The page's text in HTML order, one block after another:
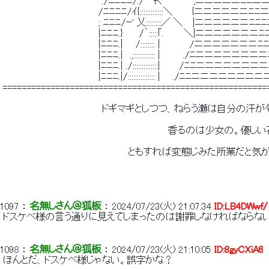
/ﾆﾆﾆﾆ/ｲ{:::::::::::::＼　 　 {ニニニニニニﾆﾆニニ
; ﾆﾆﾆ/ｰ' 乂::::::::／ ＼　 |ニニニニニニﾆﾆﾆニ
|ﾆﾆﾆ.} 　　/｀:::::｢.　　　＼|ニニニニニニニﾆﾆ
|ﾆﾆﾆ.| 　 /:::::::: |　　　 　/ニニニニニニニﾆﾆﾆ
|ﾆﾆﾆ.|　.,:::::::::::: | 　　　./ﾆニニニニニニニニﾆ
|ﾆﾆﾆ.| ./::::::::::::::| 　 　/ﾆﾆニニニニニニニニニ
|ﾆﾆﾆ.|/::::::::::::::: | 　 ./ﾆﾆニニニニニニニニニ
ドギマギとしつつ、ねらう瀬は自分の汗が匂わな
香るのは少女の。優しい花の匂
ともすれば変態じみた所業だと気が付き、
1097 ： 名無しさん＠狐板 ： 2024/07/23(火) 21:07:34 ID:LB4DWwf/
ドスケベ様の言う通りに見えてしまったのは謝罪しなければならな
1098 ： 名無しさん＠狐板 ： 2024/07/23(火) 21:10:05 ID:8gyCXiA6
ほんとだ、ドスケベ様じゃない。誤字かな？